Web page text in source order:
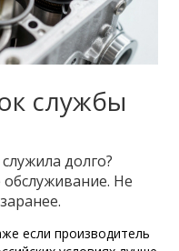
службы
долго?
Не
если производитель